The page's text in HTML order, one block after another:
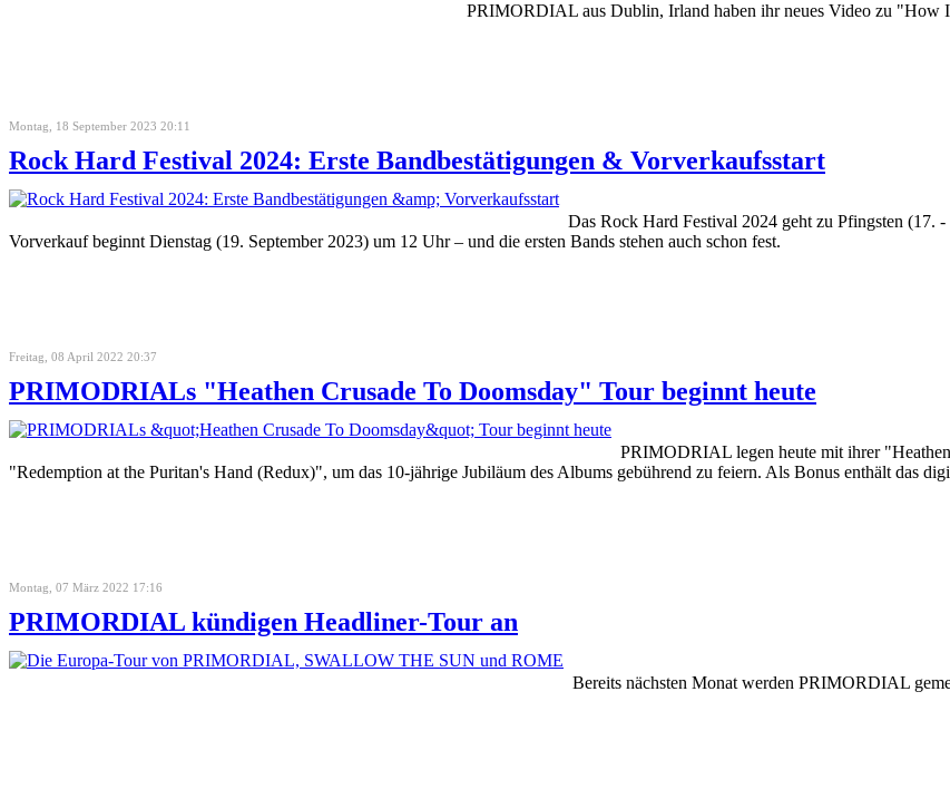
PRIMORDIAL aus Dublin, Irland haben ihr neues Video zu "How
Montag, 18 September 2023 20:11
Rock Hard Festival 2024: Erste Bandbestätigungen & Vorverkaufsstart
Das Rock Hard Festival 2024 geht zu Pfingsten (17.
Vorverkauf beginnt Dienstag (19. September 2023) um 12 Uhr – und die ersten Bands stehen auch schon fest.
Freitag, 08 April 2022 20:37
PRIMODRIALs "Heathen Crusade To Doomsday" Tour beginnt heute
PRIMODRIAL legen heute mit ihrer
"Redemption at the Puritan's Hand (Redux)", um das 10-jährige Jubiläum des Albums gebührend zu feiern. Als Bonus enthält das
Montag, 07 März 2022 17:16
PRIMORDIAL kündigen Headliner-Tour an
Bereits nächsten Monat werden PRIMORDIAL